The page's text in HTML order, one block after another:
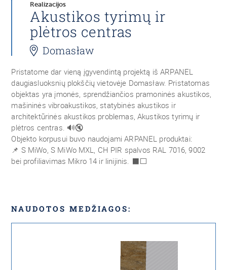
Realizacijos
Akustikos tyrimų ir
plėtros centras
Domasław
Pristatome dar vieną įgyvendintą projektą iš ARPANEL
daugiasluoksnių plokščių vietovėje Domasław. Pristatomas
objektas yra įmonės, sprendžiančios pramoninės akustikos,
mašininės vibroakustikos, statybinės akustikos ir
architektūrinės akustikos problemas, Akustikos tyrimų ir
plėtros centras. 🔊🔇
Objekto korpusui buvo naudojami ARPANEL produktai:
📌 S MiWo, S MiWo MXL, CH PIR spalvos RAL 7016, 9002
bei profiliavimas Mikro 14 ir linijinis. ⬛⬜
NAUDOTOS MEDŽIAGOS: